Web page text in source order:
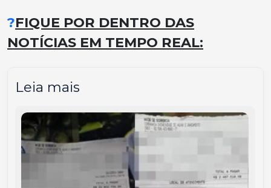
?FIQUE POR DENTRO DAS
NOTÍCIAS EM TEMPO REAL:
Leia mais